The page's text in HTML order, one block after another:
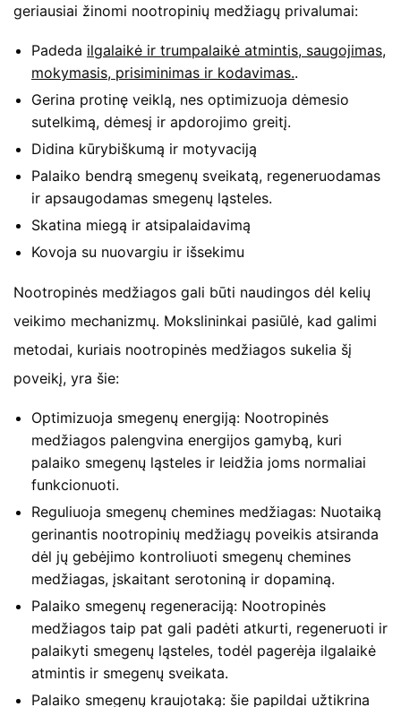
geriausiai žinomi nootropinių medžiagų privalumai:
Padeda ilgalaikė ir trumpalaikė atmintis, saugojimas,
mokymasis, prisiminimas ir kodavimas..
Gerina protinę veiklą, nes optimizuoja dėmesio
sutelkimą, dėmesį ir apdorojimo greitį.
Didina kūrybiškumą ir motyvaciją
Palaiko bendrą smegenų sveikatą, regeneruodamas
ir apsaugodamas smegenų ląsteles.
Skatina miegą ir atsipalaidavimą
Kovoja su nuovargiu ir išsekimu
Nootropinės medžiagos gali būti naudingos dėl kelių
veikimo mechanizmų. Mokslininkai pasiūlė, kad galimi
metodai, kuriais nootropinės medžiagos sukelia šį
poveikį, yra šie:
Optimizuoja smegenų energiją: Nootropinės
medžiagos palengvina energijos gamybą, kuri
palaiko smegenų ląsteles ir leidžia joms normaliai
funkcionuoti.
Reguliuoja smegenų chemines medžiagas: Nuotaiką
gerinantis nootropinių medžiagų poveikis atsiranda
dėl jų gebėjimo kontroliuoti smegenų chemines
medžiagas, įskaitant serotoniną ir dopaminą.
Palaiko smegenų regeneraciją: Nootropinės
medžiagos taip pat gali padėti atkurti, regeneruoti ir
palaikyti smegenų ląsteles, todėl pagerėja ilgalaikė
atmintis ir smegenų sveikata.
Palaiko smegenų kraujotaką: šie papildai užtikrina